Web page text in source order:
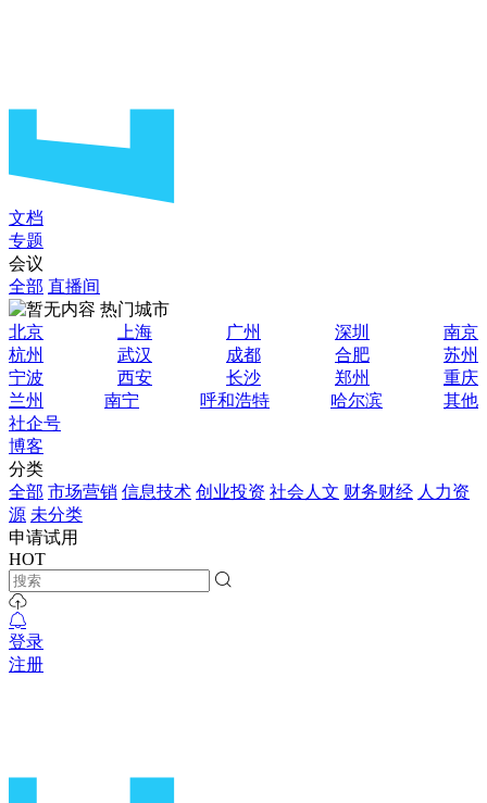
文档
专题
会议
全部 直播间
热门城市
北京
上海 广州 深圳
南京
杭州
武汉 成都 合肥
苏州
宁波
西安 长沙 郑州
重庆
兰州
南宁 呼和浩特 哈尔滨
其他
社企号
博客
分类
全部 市场营销 信息技术 创业投资 社会人文 财务财经 人力资
源 未分类
申请试用
HOT
登录
注册